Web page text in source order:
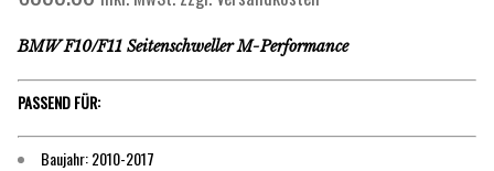
BMW F10/F11 Seitenschweller M-Performance
PASSEND FÜR:
Baujahr: 2010-2017